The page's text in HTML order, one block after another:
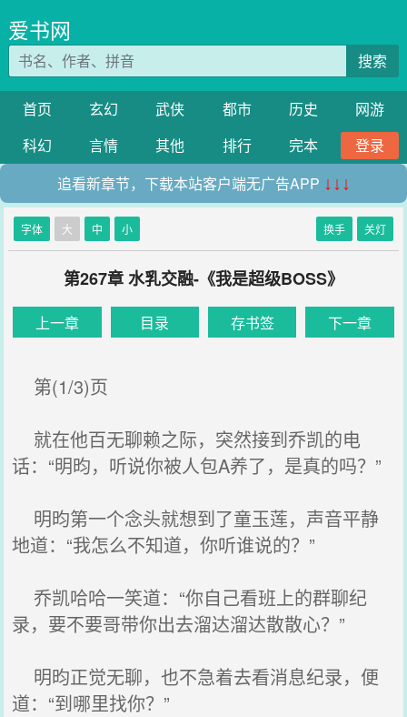
爱书网
搜索
首页 玄幻 武侠 都市 历史
网游
科幻
言情 其他 排行 完本
登录
追看新章节，下载本站客户端无广告APP ↓↓↓
字体 大 中 小 换手 关灯
第267章 水乳交融-《我是超级BOSS》
上一章 目录 存书签 下一章
第(1/3)页
就在他百无聊赖之际，突然接到乔凯的电
话：“明昀，听说你被人包A养了，是真的吗？”
明昀第一个念头就想到了童玉莲，声音平静
地道：“我怎么不知道，你听谁说的？”
乔凯哈哈一笑道：“你自己看班上的群聊纪
录，要不要哥带你出去溜达溜达散散心？”
明昀正觉无聊，也不急着去看消息纪录，便
道：“到哪里找你？”